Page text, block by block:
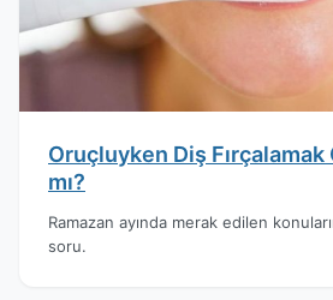
Oruçluyken Diş Fırçalamak
mı?
Ramazan ayında merak edilen
soru.